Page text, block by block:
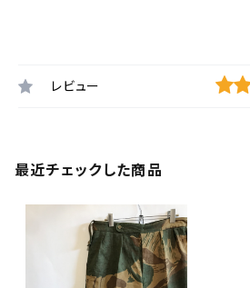
レビュー
最近チェックした商品